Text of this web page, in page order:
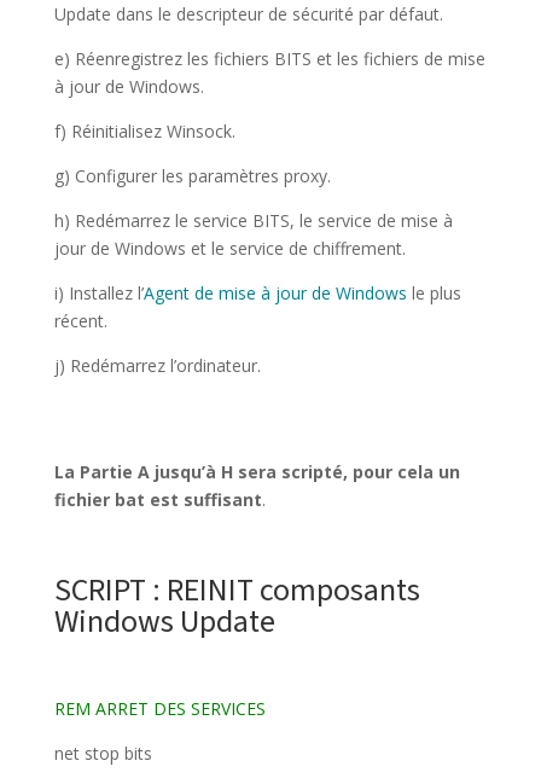
Update dans le descripteur de sécurité par défaut.
e) Réenregistrez les fichiers BITS et les fichiers de mise
à jour de Windows.
f) Réinitialisez Winsock.
g) Configurer les paramètres proxy.
h) Redémarrez le service BITS, le service de mise à
jour de Windows et le service de chiffrement.
i) Installez l’Agent de mise à jour de Windows le plus
récent.
j) Redémarrez l’ordinateur.
La Partie A jusqu’à H sera scripté, pour cela un
fichier bat est suffisant.
SCRIPT : REINIT composants
Windows Update
REM ARRET DES SERVICES
net stop bits